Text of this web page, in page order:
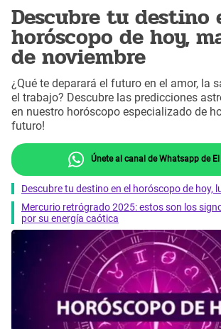
Descubre tu destino
horóscopo de hoy,
de noviembre
¿Qué te deparará el futuro en el amor, la
el trabajo? Descubre las predicciones
en nuestro horóscopo especializado de
futuro!
Únete al canal de Whatsapp de
Descubre tu destino en el horóscopo de hoy,
Mercurio retrógrado 2025: estos son los
por su energía caótica